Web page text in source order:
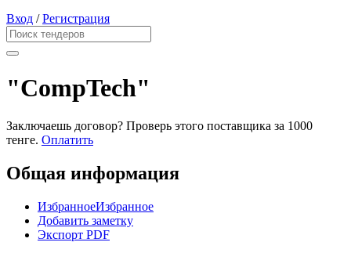
Вход /Регистрация
"CompTech"
Заключаешь договор? Проверь этого поставщика за 1000
тенге. Оплатить
Общая информация
ИзбранноеИзбранное
Добавить заметку
Экспорт PDF